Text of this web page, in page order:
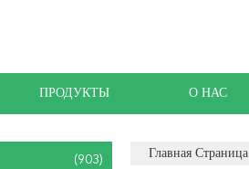
ПРОДУКТЫ О НАС
(903) Главная Страница